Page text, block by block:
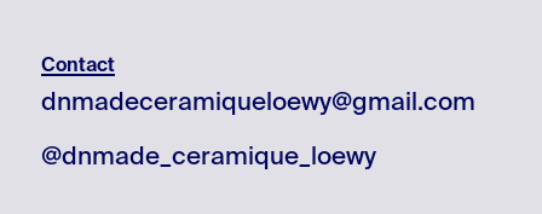
Contact
dnmadeceramiqueloewy@gmail.com
@dnmade_ceramique_loewy